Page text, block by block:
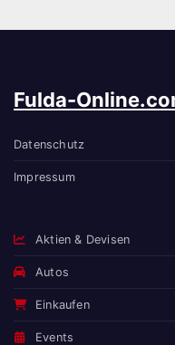
Fulda-
Datenschutz
Impressum
Aktien & Devisen
Autos
Einkaufen
Events